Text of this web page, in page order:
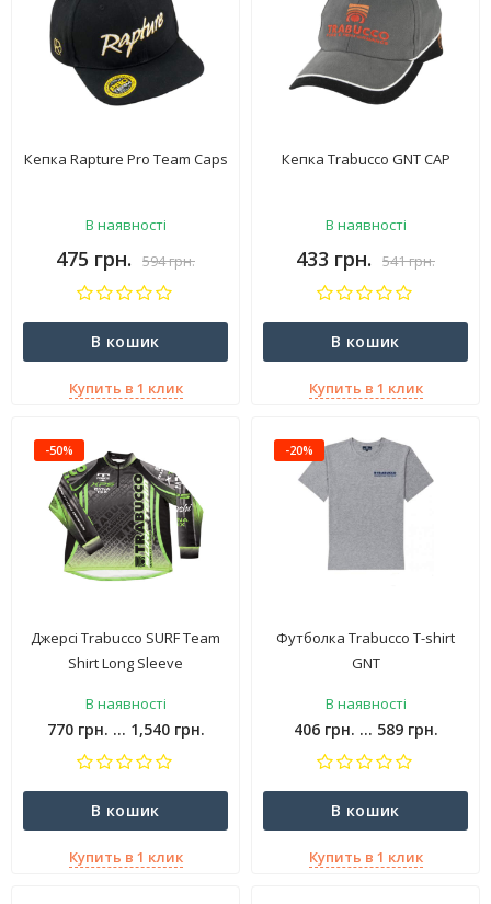
Кепка Rapture Pro Team Caps
В наявності
475 грн. 594 грн.
В кошик
Купить в 1 клик
Кепка Trabucco GNT CAP
В наявності
433 грн. 541 грн.
В кошик
Купить в 1 клик
-50%
Джерсі Trabucco SURF Team
Shirt Long Sleeve
В наявності
770 грн. ... 1,540 грн.
В кошик
Купить в 1 клик
-20%
Футболка Trabucco T-shirt
GNT
В наявності
406 грн. ... 589 грн.
В кошик
Купить в 1 клик